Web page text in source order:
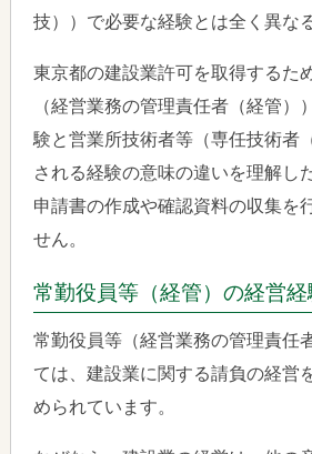
技））で必要な経験とは全く異な
東京都の建設業許可を取得するた
（経営業務の管理責任者（経管）
験と営業所技術者等（専任技術者
される経験の意味の違いを理解し
申請書の作成や確認資料の収集を
せん。
常勤役員等（経管）の経営
常勤役員等（経営業務の管理責任
ては、建設業に関する請負の経営
められています。